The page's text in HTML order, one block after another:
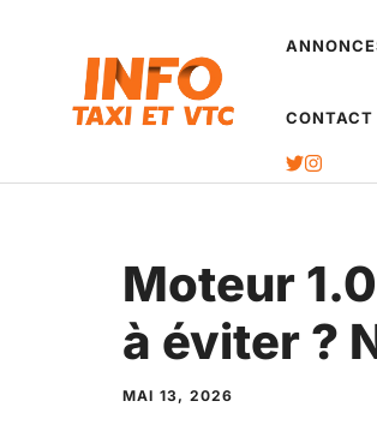
contenu
CONTACT
Moteur
à éviter ?
MAI 13, 2026